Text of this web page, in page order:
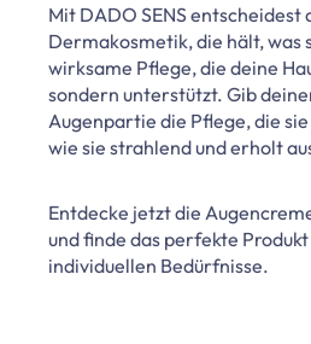
Mit DADO SENS entscheidest
Dermakosmetik, die hält, was
wirksame Pflege, die deine
sondern unterstützt. Gib
Augenpartie die Pflege, die
wie sie strahlend und erholt
Entdecke jetzt die
und finde das perfekte
individuellen Bedürfnisse.